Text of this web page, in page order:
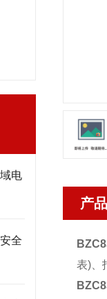
电
全
产
表)、